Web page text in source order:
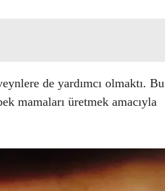
de yardımcı olmaktı. Bu
mamaları üretmek amacıyla